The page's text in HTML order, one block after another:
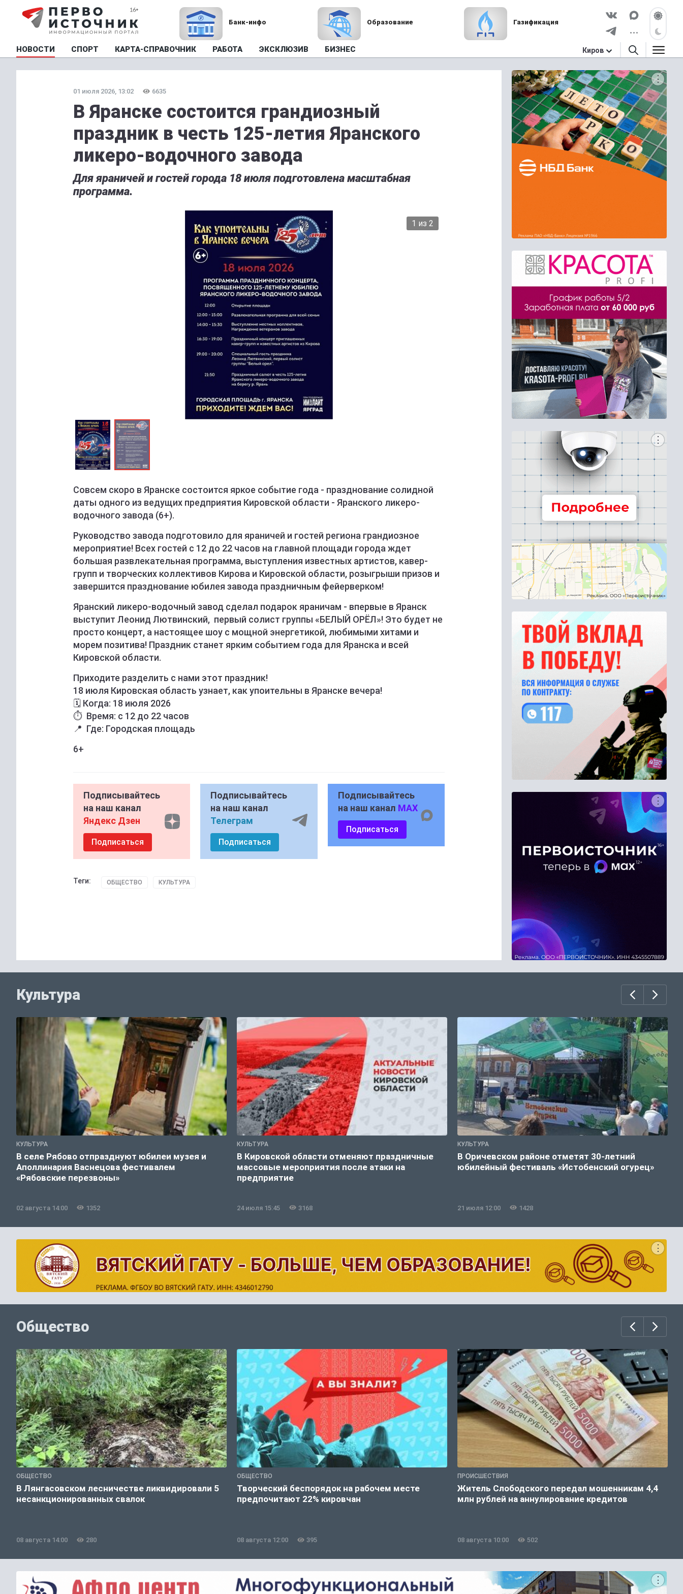
Банк-инфо Образование Газификация
НОВОСТИ СПОРТ КАРТА-СПРАВОЧНИК РАБОТА ЭКСКЛЮЗИВ БИЗНЕС Киров
01 июля 2026, 13:02 6635
В Яранске состоится грандиозный
праздник в честь 125-летия Яранского
ликеро-водочного завода
Для яраничей и гостей города 18 июля подготовлена масштабная
программа.
2 из 2
Совсем скоро в Яранске состоится яркое событие года - празднование солидной
даты одного из ведущих предприятия Кировской области - Яранского ликеро-
водочного завода (6+).
Руководство завода подготовило для яраничей и гостей региона грандиозное
мероприятие! Всех гостей с 12 до 22 часов на главной площади города ждет
большая развлекательная программа, выступления известных артистов, кавер-
групп и творческих коллективов Кирова и Кировской области, розыгрыши призов и
завершится празднование юбилея завода праздничным фейерверком!
Яранский ликеро-водочный завод сделал подарок яраничам - впервые в Яранск
выступит Леонид Лютвинский, первый солист группы «БЕЛЫЙ ОРЁЛ»! Это будет не
просто концерт, а настоящее шоу с мощной энергетикой, любимыми хитами и
морем позитива! Праздник станет ярким событием года для Яранска и всей
Кировской области.
Приходите разделить с нами этот праздник!
18 июля Кировская область узнает, как упоительны в Яранске вечера!
🗓 Когда: 18 июля 2026
⏱️ Время: с 12 до 22 часов
📍 Где: Городская площадь
6+
Подписывайтесь
на наш канал
Яндекс Дзен
Подписаться
Подписывайтесь
на наш канал
Телеграм
Подписаться
Подписывайтесь
на наш канал MAX
Подписаться
Теги: ОБЩЕСТВО КУЛЬТУРА
Культура
КУЛЬТУРА
В селе Рябово отпразднуют юбилеи музея и
Аполлинария Васнецова фестивалем
«Рябовские перезвоны»
02 августа 14:00 1352
КУЛЬТУРА
В Кировской области отменяют праздничные
массовые мероприятия после атаки на
предприятие
24 июля 15:45 3168
КУЛЬТУРА
В Оричевском районе отметят 30-летний
юбилейный фестиваль «Истобенский огурец»
21 июля 12:00 1428
Общество
ОБЩЕСТВО
В Лянгасовском лесничестве ликвидировали 5
несанкционированных свалок
08 августа 14:00 280
ОБЩЕСТВО
Творческий беспорядок на рабочем месте
предпочитают 22% кировчан
08 августа 12:00 395
ПРОИСШЕСТВИЯ
Житель Слободского передал мошенникам 4,4
млн рублей на аннулирование кредитов
08 августа 10:00 502